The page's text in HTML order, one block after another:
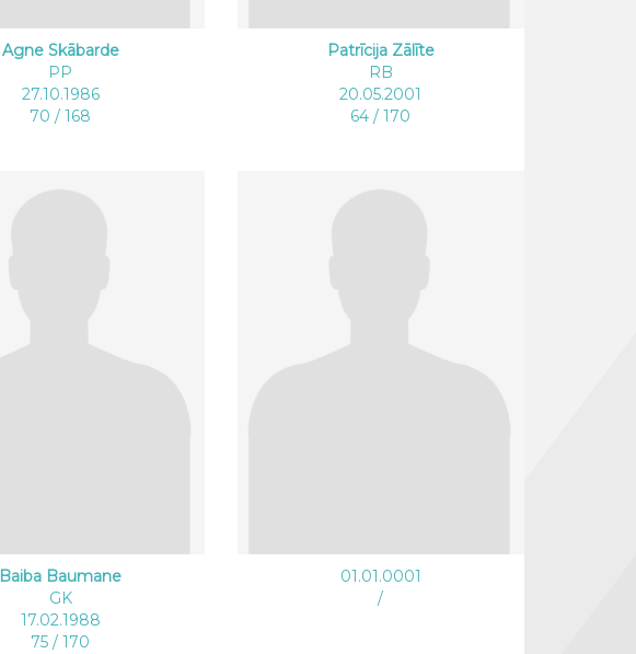
Agne Skābarde
PP
27.10.1986
70 / 168
Patrīcija Zālīte
RB
20.05.2001
64 / 170
Baiba Baumane
GK
17.02.1988
75 / 170
01.01.0001
/